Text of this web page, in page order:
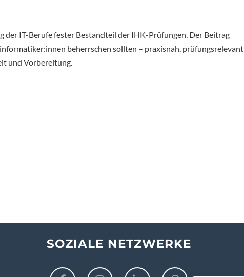
IT-Berufe fester Bestandteil der IHK-Prüfungen. Der Beitrag
beherrschen sollten – praxisnah, prüfungsrelevant
und Vorbereitung.
SOZIALE NETZWERKE